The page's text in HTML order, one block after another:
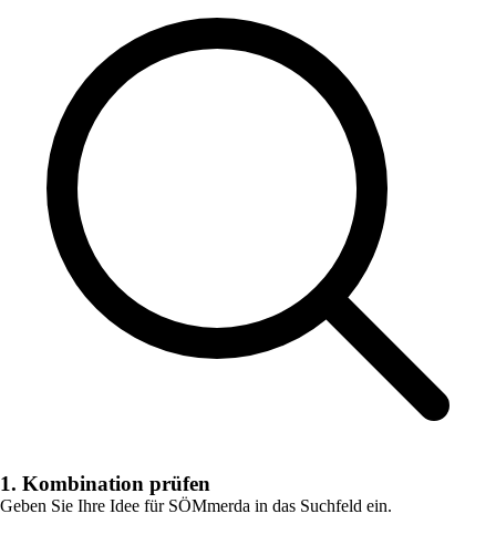
1. Kombination prüfen
Geben Sie Ihre Idee für SÖMmerda in das Suchfeld ein.